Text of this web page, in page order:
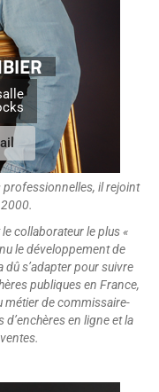
professionnelles, il rejoint
collaborateur le plus «
le développement de
dû s’adapter pour suivre
publiques en France,
métier de commissaire-
en ligne et la